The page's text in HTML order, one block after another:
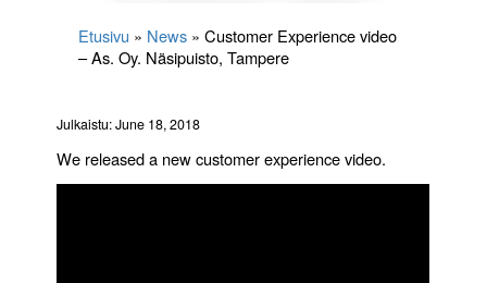
Etusivu » News »Customer Experience video
– As. Oy. Näsipuisto, Tampere
Julkaistu: June 18, 2018
We released a new customer experience video.